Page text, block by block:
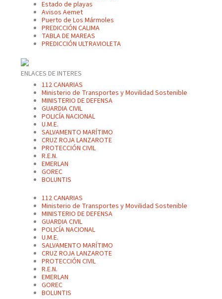
Estado de playas
Avisos Aemet
Puerto de Los Mármoles
PREDICCIÓN CALIMA
TABLA DE MAREAS
PREDICCIÓN ULTRAVIOLETA
ENLACES DE INTERES
112 CANARIAS
Ministerio de Transportes y Movilidad Sostenible
MINISTERIO DE DEFENSA
GUARDIA CIVIL
POLICÍA NACIONAL
U.M.E.
SALVAMENTO MARÍTIMO
CRUZ ROJA LANZAROTE
PROTECCIÓN CIVIL
R.E.N.
EMERLAN
GOREC
BOLUNTIS
112 CANARIAS
Ministerio de Transportes y Movilidad Sostenible
MINISTERIO DE DEFENSA
GUARDIA CIVIL
POLICÍA NACIONAL
U.M.E.
SALVAMENTO MARÍTIMO
CRUZ ROJA LANZAROTE
PROTECCIÓN CIVIL
R.E.N.
EMERLAN
GOREC
BOLUNTIS